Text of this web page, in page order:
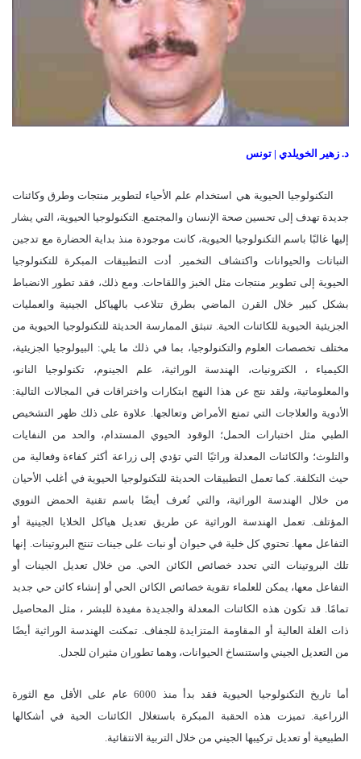
د. زهير الخويلدي | تونس
التكنولوجيا الحيوية هي استخدام علم الأحياء لتطوير منتجات وطرق وكائنات
جديدة تهدف إلى تحسين صحة الإنسان والمجتمع. التكنولوجيا الحيوية، التي يشار
إليها غالبًا باسم التكنولوجيا الحيوية، كانت موجودة منذ بداية الحضارة مع تدجين
النباتات والحيوانات واكتشاف التخمير. أدت التطبيقات المبكرة للتكنولوجيا
الحيوية إلى تطوير منتجات مثل الخبز واللقاحات. ومع ذلك، فقد تطور الانضباط
بشكل كبير خلال القرن الماضي بطرق تتلاعب بالهياكل الجينية والعمليات
الجزيئية الحيوية للكائنات الحية. تنبثق الممارسة الحديثة للتكنولوجيا الحيوية من
مختلف تخصصات العلوم والتكنولوجيا، بما في ذلك ما يلي: البيولوجيا الجزيئية،
الكيمياء ، الكترونيات، الهندسة الوراثية، علم الجينوم، تكنولوجيا النانو،
والمعلوماتية، ولقد نتج عن هذا النهج ابتكارات واختراقات في المجالات التالية:
الأدوية والعلاجات التي تمنع الأمراض وتعالجها. علاوة على ذلك ظهر التشخيص
الطبي مثل اختبارات الحمل؛ الوقود الحيوي المستدام، والحد من النفايات
والتلوث؛ والكائنات المعدلة وراثيًا التي تؤدي إلى زراعة أكثر كفاءة وفعالية من
حيث التكلفة. كما تعمل التطبيقات الحديثة للتكنولوجيا الحيوية في أغلب الأحيان
من خلال الهندسة الوراثية، والتي تُعرف أيضًا باسم تقنية الحمض النووي
المؤتلف. تعمل الهندسة الوراثية عن طريق تعديل هياكل الخلايا الجينية أو
التفاعل معها. تحتوي كل خلية في حيوان أو نبات على جينات تنتج البروتينات. إنها
تلك البروتينات التي تحدد خصائص الكائن الحي. من خلال تعديل الجينات أو
التفاعل معها، يمكن للعلماء تقوية خصائص الكائن الحي أو إنشاء كائن حي جديد
تمامًا. قد تكون هذه الكائنات المعدلة والجديدة مفيدة للبشر ، مثل المحاصيل
ذات الغلة العالية أو المقاومة المتزايدة للجفاف. تمكنت الهندسة الوراثية أيضًا
من التعديل الجيني واستنساخ الحيوانات، وهما تطوران مثيران للجدل.
أما تاريخ التكنولوجيا الحيوية فقد بدأ منذ 6000 عام على الأقل مع الثورة
الزراعية. تميزت هذه الحقبة المبكرة باستغلال الكائنات الحية في أشكالها
الطبيعية أو تعديل تركيبها الجيني من خلال التربية الانتقائية.